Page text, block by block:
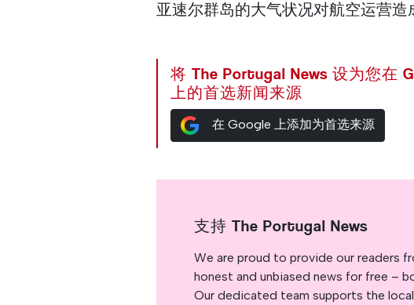
亚速尔群岛的大气状况对航空运营造
将 The Portugal News 设为您在
上的首选新闻来源
在 Google 上添加为首选来源
支持 The Portugal News
We are proud to provide our readers
honest and unbiased news for free –
Our dedicated team supports the